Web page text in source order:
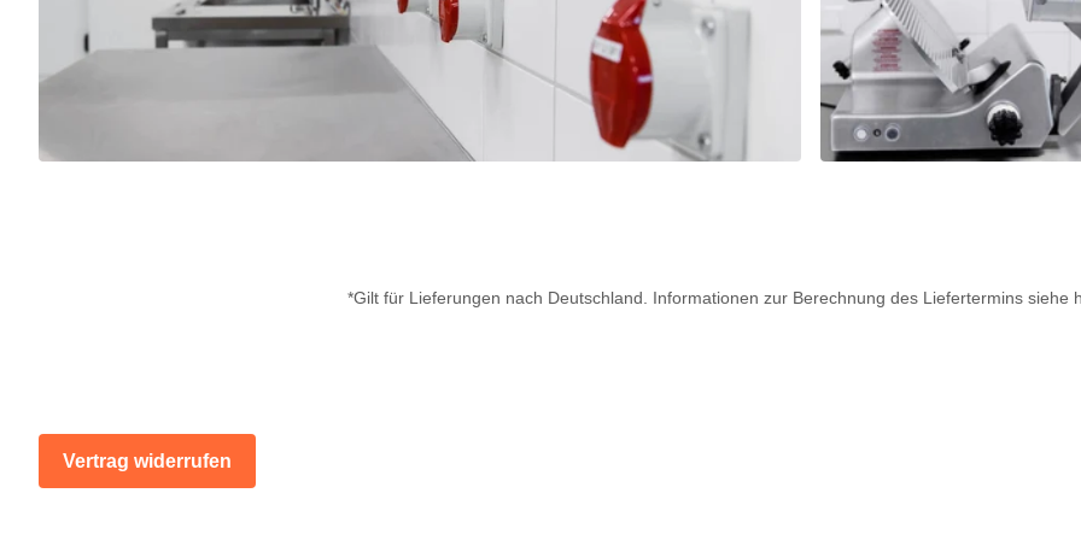
*Gilt für Lieferungen nach Deutschland. Informationen zur Berechnung des Liefertermins siehe
Vertrag widerrufen